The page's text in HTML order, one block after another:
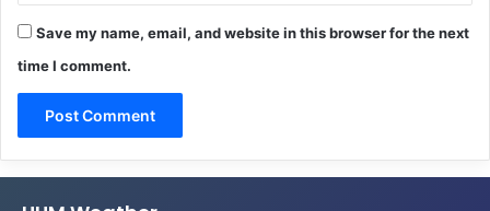
Save my name, email, and website in this browser for the next
time I comment.